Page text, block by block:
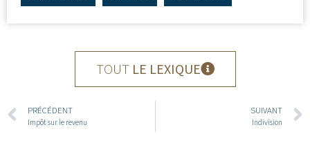
TOUT LE LEXIQUE
PRÉCÉDENT
Impôt sur le revenu
SUIVANT
Indivision